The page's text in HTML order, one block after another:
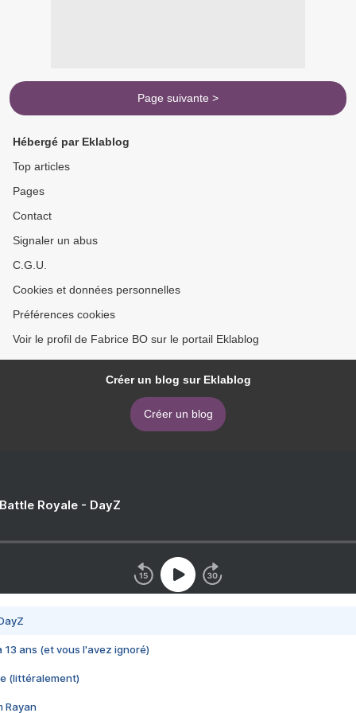
Page suivante >
Hébergé par Eklablog
Top articles
Pages
Contact
Signaler un abus
C.G.U.
Cookies et données personnelles
Préférences cookies
Voir le profil de Fabrice BO sur le portail Eklablog
Créer un blog sur Eklablog
Créer un blog
Royale - DayZ
13 ans (et vous l'avez ignoré)
(littéralement)
Rayan